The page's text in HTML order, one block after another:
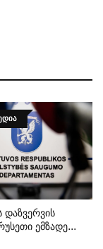
Დაზვერვის
Ემზადე...